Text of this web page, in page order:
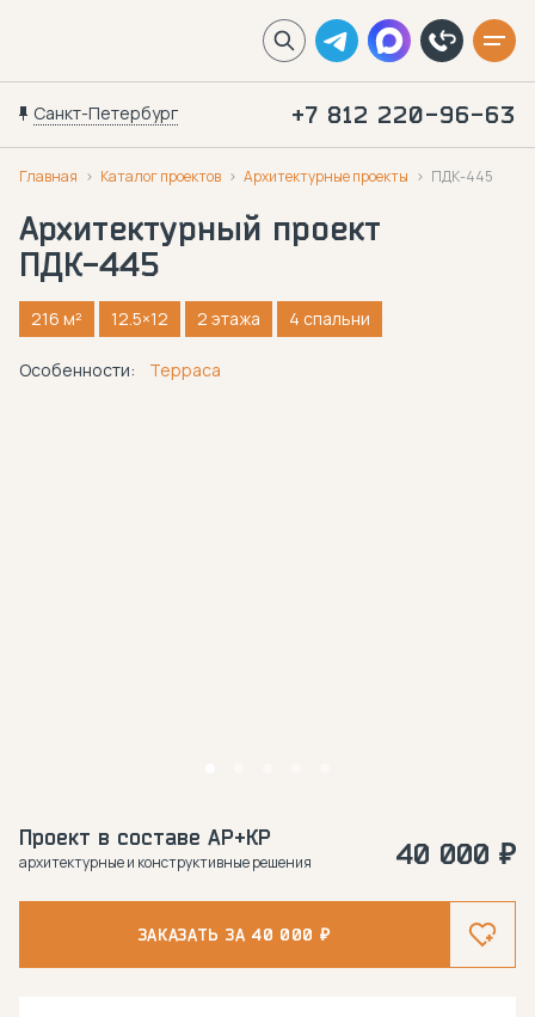
Санкт-Петербург +7 812 220-96-63
Главная Каталог проектов Архитектурные проекты ПДК-445
Архитектурный проект
ПДК-445
216 м² 12.5×12 2 этажа 4 спальни
Особенности: Терраса
Проект в составе АР+КР
архитектурные и конструктивные решения 40 000 ₽
ЗАКАЗАТЬ ЗА 40 000 ₽